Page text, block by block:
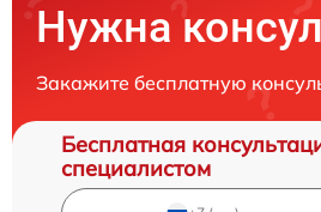
Нужна
Закажите бесплатную
Бесплатная
специалистом